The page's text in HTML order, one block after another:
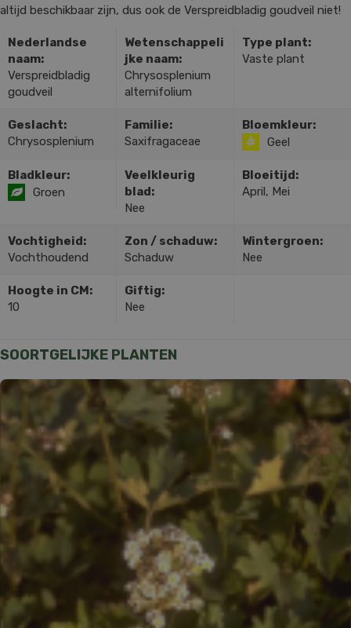
altijd beschikbaar zijn, dus ook de Verspreidbladig goudveil niet!
Nederlandse
naam:
Verspreidbladig
goudveil
Wetenschappeli
jke naam:
Chrysosplenium
alternifolium
Type plant:
Vaste plant
Geslacht:
Chrysosplenium
Familie:
Saxifragaceae
Bloemkleur:
Geel
Bladkleur:
Groen
Veelkleurig
blad:
Nee
Bloeitijd:
April, Mei
Vochtigheid:
Vochthoudend
Zon / schaduw:
Schaduw
Wintergroen:
Nee
Hoogte in CM:
10
Giftig:
Nee
SOORTGELIJKE PLANTEN